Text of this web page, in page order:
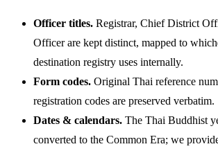
Officer titles. Registrar, Chief District
Officer are kept distinct, mapped to
destination registry uses internally.
Form codes. Original Thai reference
registration codes are preserved verbatim.
Dates & calendars. The Thai Buddhist
converted to the Common Era; we